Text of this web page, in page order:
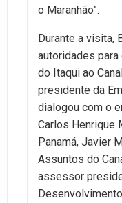
o Maranhão”.
Durante a visita,
autoridades
do Itaqui ao
presidente da
dialogou com o
Carlos Henrique
Panamá, Javier
Assuntos do
assessor